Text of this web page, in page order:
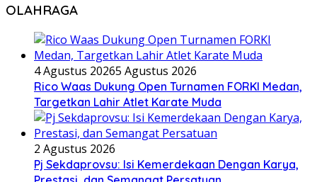
OLAHRAGA
4 Agustus 20265 Agustus 2026
Rico Waas Dukung Open Turnamen FORKI Medan,
Targetkan Lahir Atlet Karate Muda
2 Agustus 2026
Pj Sekdaprovsu: Isi Kemerdekaan Dengan Karya,